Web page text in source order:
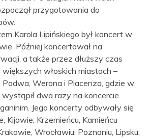
przygotowania do
Karola Lipińskiego był koncert w
Później koncertował na
a także przez dłuższy czas
włoskich miastach –
Padwa, Werona i Piacenza, gdzie w
dwa razy na koncercie
Jego koncerty odbywały się
Kijowie, Krzemieńcu, Kamieńcu
Wrocławiu, Poznaniu, Lipsku,